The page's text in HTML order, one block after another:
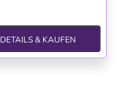
DETAILS & KAUFEN